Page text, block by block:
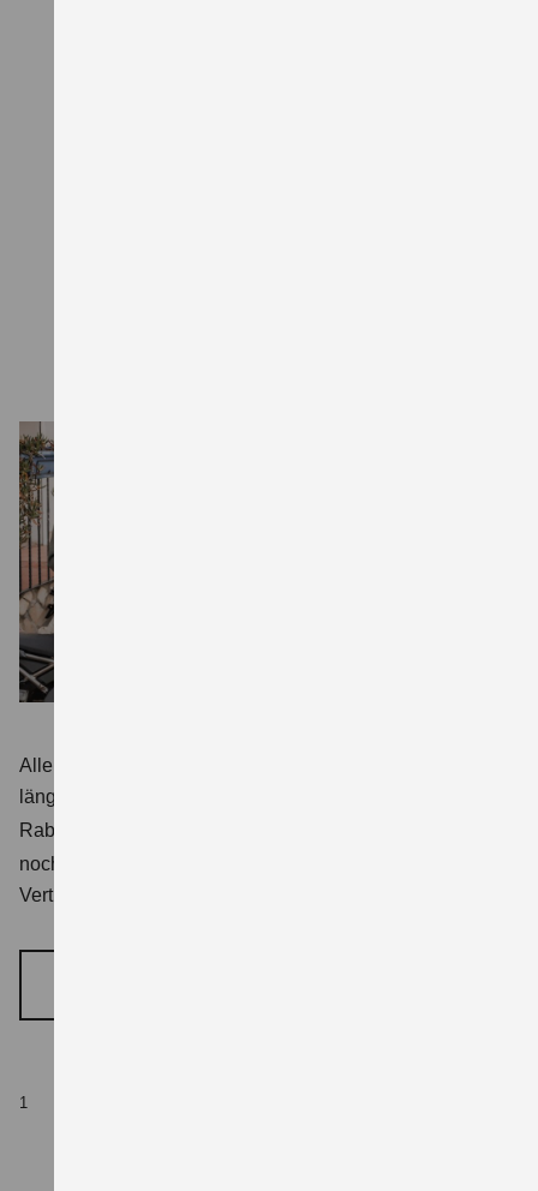
Aller Anfang ist leicht. Du hast deinen Führerschein nicht
länger als ein Jahr? Suzuki gewährt Fahranfängern
Rabatt beim Kauf ausgewählter Modelle
noch bis zum 30. September 2026. Also nix wie hin zum
Vertragshändler!
1